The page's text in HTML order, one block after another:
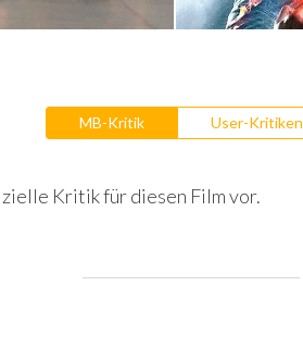
MB-Kritik User-Kritiken
Kritik für diesen Film vor.